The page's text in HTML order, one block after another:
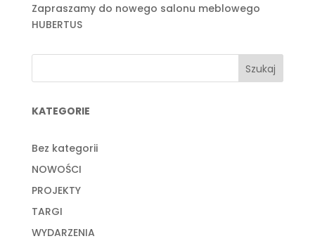
Zapraszamy do nowego salonu meblowego
HUBERTUS
Szukaj
KATEGORIE
Bez kategorii
NOWOŚCI
PROJEKTY
TARGI
WYDARZENIA